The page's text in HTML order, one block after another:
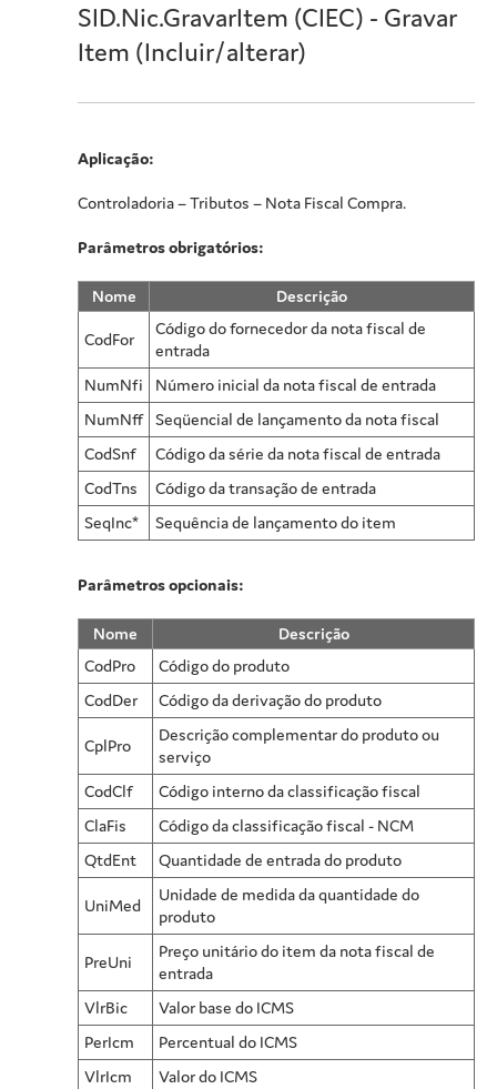
SID.Nic.GravarItem (CIEC) - Gravar
Item (Incluir/alterar)
Aplicação:
Controladoria – Tributos – Nota Fiscal Compra.
Parâmetros obrigatórios:
Nome Descrição
CodFor
Código do fornecedor da nota fiscal de
entrada
NumNfi
Número inicial da nota fiscal de entrada
NumNff Seqüencial de lançamento da nota fiscal
CodSnf
Código da série da nota fiscal de entrada
CodTns
Código da transação de entrada
SeqInc*
Sequência de lançamento do item
Parâmetros opcionais:
Nome
Descrição
CodPro
Código do produto
CodDer
Código da derivação do produto
CplPro
Descrição complementar do produto ou
serviço
CodClf
Código interno da classificação fiscal
ClaFis
Código da classificação fiscal - NCM
QtdEnt
Quantidade de entrada do produto
UniMed
Unidade de medida da quantidade do
produto
PreUni
Preço unitário do item da nota fiscal de
entrada
VlrBic
Valor base do ICMS
PerIcm
Percentual do ICMS
VlrIcm
Valor do ICMS